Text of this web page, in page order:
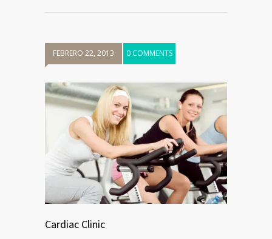
FEBRERO 22, 2013 0 COMMENTS
Cardiac Clinic